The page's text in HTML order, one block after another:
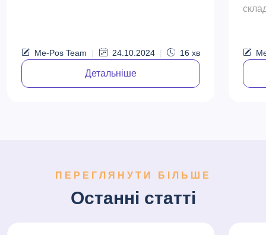
Me-Pos Team | 24.10.2024 | 16 хв
Детальніше
вони
ПЕРЕГЛЯНУТИ БІЛЬШЕ
Останні статті